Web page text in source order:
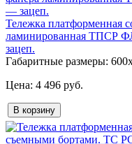
Тележка платформенная
ламинированная ТПСР
зацеп.
Габаритные размеры:
4 496 руб.
В корзину